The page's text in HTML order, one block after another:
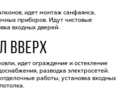
идет монтаж санфаянса,
приборов. Идут чистовые
входных дверей.
ВВЕРХ
идет ограждение и остекление
разводка электросетей.
работы, установка входных